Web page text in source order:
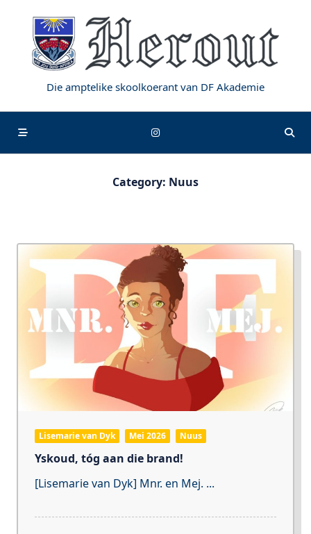
content
Die amptelike skoolkoerant van DF Akademie
Category: Nuus
Lisemarie van Dyk Mei 2026 Nuus
Yskoud, tóg aan die brand!
[Lisemarie van Dyk] Mnr. en Mej. ...